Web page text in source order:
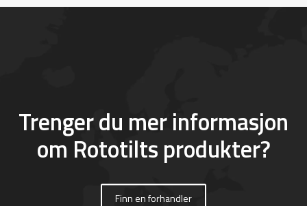
Trenger du mer informasjon
om Rototilts produkter?
Finn en forhandler